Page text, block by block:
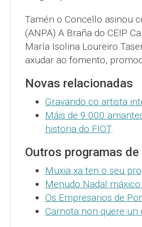
Tamén o Concello asinou
(ANPA) A Braña do CEIP
María Isolina Loureiro
axudar ao fomento,
Novas relacionadas
Gravando co artista
Máis de 9.000
historia do FIOT.
Outros programas de
Muxia xa ten o seu
Menudo Nadal
Os Empresarios de
Carnota non quere un